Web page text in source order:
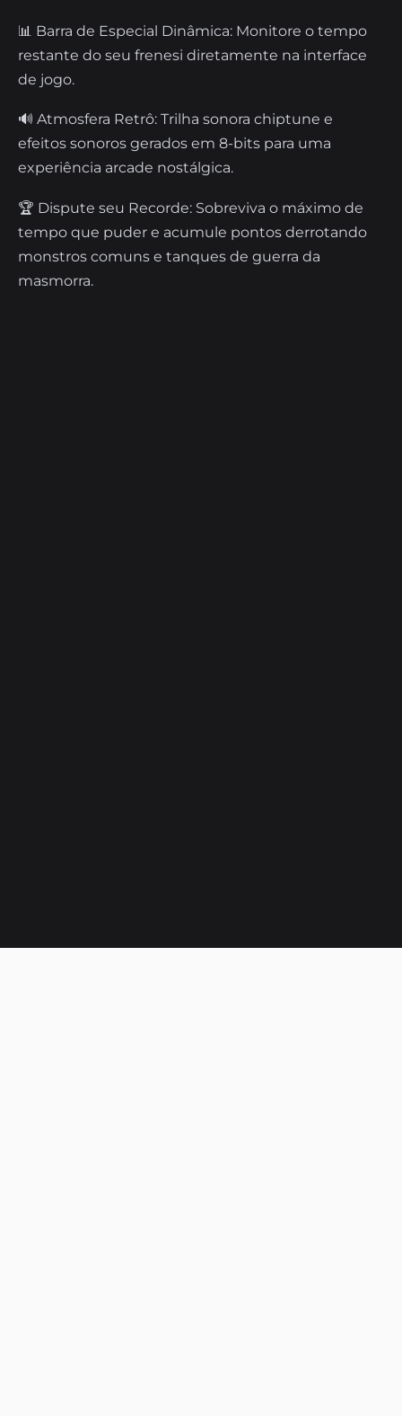
📊 Barra de Especial Dinâmica: Monitore o tempo
restante do seu frenesi diretamente na interface
de jogo.
🔊 Atmosfera Retrô: Trilha sonora chiptune e
efeitos sonoros gerados em 8-bits para uma
experiência arcade nostálgica.
🏆 Dispute seu Recorde: Sobreviva o máximo de
tempo que puder e acumule pontos derrotando
monstros comuns e tanques de guerra da
masmorra.